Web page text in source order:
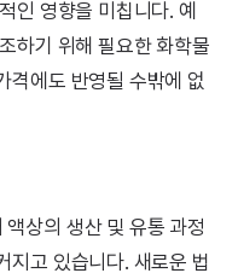
인 영향을 미칩니다. 예
하기 위해 필요한 화학물
격에도 반영될 수밖에 없
상의 생산 및 유통 과정
지고 있습니다. 새로운 법